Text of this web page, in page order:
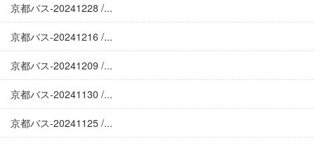
京都バス-20241228 /...
京都バス-20241216 /...
京都バス-20241209 /...
京都バス-20241130 /...
京都バス-20241125 /...